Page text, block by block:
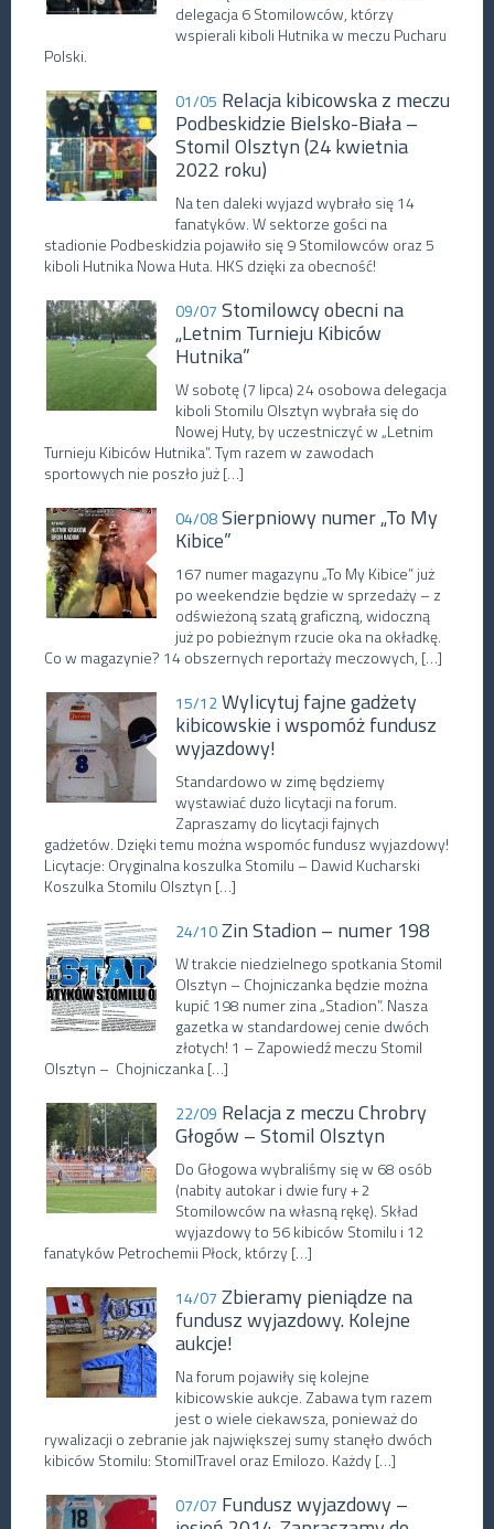
delegacja 6 Stomilowców, którzy
wspierali kiboli Hutnika w meczu Pucharu
Polski.
01/05 Relacja kibicowska z meczu
Podbeskidzie Bielsko-Biała –
Stomil Olsztyn (24 kwietnia
2022 roku)
Na ten daleki wyjazd wybrało się 14
fanatyków. W sektorze gości na
stadionie Podbeskidzia pojawiło się 9 Stomilowców oraz 5
kiboli Hutnika Nowa Huta. HKS dzięki za obecność!
09/07 Stomilowcy obecni na
„Letnim Turnieju Kibiców
Hutnika”
W sobotę (7 lipca) 24 osobowa delegacja
kiboli Stomilu Olsztyn wybrała się do
Nowej Huty, by uczestniczyć w „Letnim
Turnieju Kibiców Hutnika”. Tym razem w zawodach
sportowych nie poszło już […]
04/08Sierpniowy numer „To My
Kibice”
167 numer magazynu „To My Kibice” już
po weekendzie będzie w sprzedaży – z
odświeżoną szatą graficzną, widoczną
już po pobieżnym rzucie oka na okładkę.
Co w magazynie? 14 obszernych reportaży meczowych, […]
15/12Wylicytuj fajne gadżety
kibicowskie i wspomóż fundusz
wyjazdowy!
Standardowo w zimę będziemy
wystawiać dużo licytacji na forum.
Zapraszamy do licytacji fajnych
gadżetów. Dzięki temu można wspomóc fundusz wyjazdowy!
Licytacje: Oryginalna koszulka Stomilu – Dawid Kucharski
Koszulka Stomilu Olsztyn […]
24/10Zin Stadion – numer 198
W trakcie niedzielnego spotkania Stomil
Olsztyn – Chojniczanka będzie można
kupić 198 numer zina „Stadion”. Nasza
gazetka w standardowej cenie dwóch
złotych! 1 – Zapowiedź meczu Stomil
Olsztyn – Chojniczanka […]
22/09 Relacja z meczu Chrobry
Głogów – Stomil Olsztyn
Do Głogowa wybraliśmy się w 68 osób
(nabity autokar i dwie fury + 2
Stomilowców na własną rękę). Skład
wyjazdowy to 56 kibiców Stomilu i 12
fanatyków Petrochemii Płock, którzy […]
14/07 Zbieramy pieniądze na
fundusz wyjazdowy. Kolejne
aukcje!
Na forum pojawiły się kolejne
kibicowskie aukcje. Zabawa tym razem
jest o wiele ciekawsza, ponieważ do
rywalizacji o zebranie jak największej sumy stanęło dwóch
kibiców Stomilu: StomilTravel oraz Emilozo. Każdy […]
07/07 Fundusz wyjazdowy –